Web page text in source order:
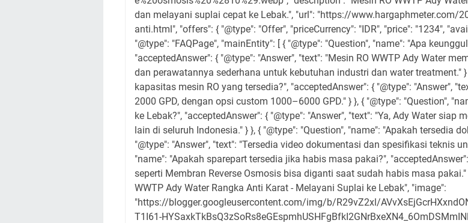
dan melayani suplai cepat ke Lebak.", "url": "https://www.hargaphmeter.com/
anti.html", "offers": { "@type": "Offer", "priceCurrency": "IDR", "price": "1234",
"@type": "FAQPage", "mainEntity": [ { "@type": "Question", "name": "Apa
"acceptedAnswer": { "@type": "Answer", "text": "Mesin RO WWTP Ady Water
dan perawatannya sederhana untuk kebutuhan industri dan water treatment." }
kapasitas mesin RO yang tersedia?", "acceptedAnswer": { "@type": "Answer",
2000 GPD, dengan opsi custom 1000–6000 GPD." } }, { "@type": "Question",
ke Lebak?", "acceptedAnswer": { "@type": "Answer", "text": "Ya, Ady Water
lain di seluruh Indonesia." } }, { "@type": "Question", "name": "Apakah tersedia
"@type": "Answer", "text": "Tersedia video dokumentasi dan spesifikasi teknis
"name": "Apakah sparepart tersedia jika habis masa pakai?",
seperti Membran Reverse Osmosis bisa diganti saat sudah habis masa pakai."
WWTP Ady Water Rangka Anti Karat - Melayani Suplai ke Lebak", "image":
"https://blogger.googleusercontent.com/img/b/R29vZ2xl/
T1I61-